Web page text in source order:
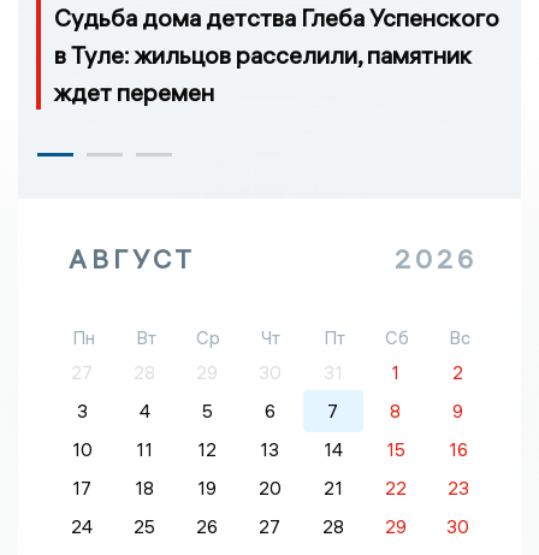
Судьба дома детства Глеба Успенского
в Туле: жильцов расселили, памятник
ждет перемен
АВГУСТ 2026
Пн Вт Ср Чт Пт Сб
Вс
27
28 29 30 31 1
2
3
4 5 6 7 8
9
10
11 12 13 14 15
16
17
18 19 20 21 22
23
24
25 26 27 28 29
30